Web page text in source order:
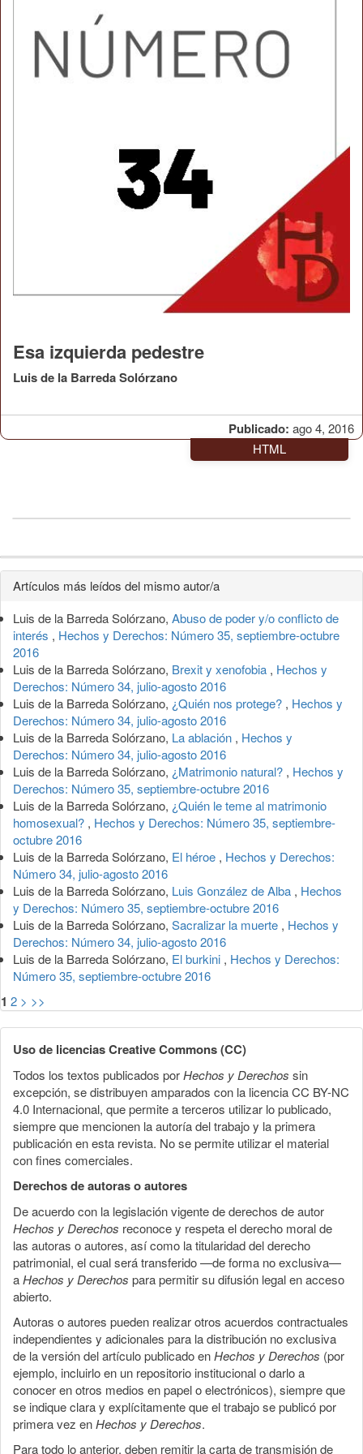
Publicado: ago 4, 2016
Esa izquierda pedestre
Luis de la Barreda Solórzano
HTML
Detalles
del
artículo
Artículos más leídos del mismo autor/a
Luis de la Barreda Solórzano, Abuso de poder y/o conflicto de
interés , Hechos y Derechos: Número 35, septiembre-octubre
2016
Luis de la Barreda Solórzano, Brexit y xenofobia , Hechos y
Derechos: Número 34, julio-agosto 2016
Luis de la Barreda Solórzano, ¿Quién nos protege? , Hechos y
Derechos: Número 34, julio-agosto 2016
Luis de la Barreda Solórzano, La ablación , Hechos y
Derechos: Número 34, julio-agosto 2016
Luis de la Barreda Solórzano, ¿Matrimonio natural? , Hechos y
Derechos: Número 35, septiembre-octubre 2016
Luis de la Barreda Solórzano, ¿Quién le teme al matrimonio
homosexual? , Hechos y Derechos: Número 35, septiembre-
octubre 2016
Luis de la Barreda Solórzano, El héroe , Hechos y Derechos:
Número 34, julio-agosto 2016
Luis de la Barreda Solórzano, Luis González de Alba , Hechos
y Derechos: Número 35, septiembre-octubre 2016
Luis de la Barreda Solórzano, Sacralizar la muerte , Hechos y
Derechos: Número 34, julio-agosto 2016
Luis de la Barreda Solórzano, El burkini , Hechos y Derechos:
Número 35, septiembre-octubre 2016
1 2 > >>
Uso de licencias Creative Commons (CC)
Todos los textos publicados porHechos y Derechos sin
excepción, se distribuyen amparados con la licencia CC BY-NC
4.0 Internacional, que permite a terceros utilizar lo publicado,
siempre que mencionen la autoría del trabajo y la primera
publicación en esta revista. No se permite utilizar el material
con fines comerciales.
Derechos de autoras o autores
De acuerdo con la legislación vigente de derechos de autor
Hechos y Derechos reconoce y respeta el derecho moral de
las autoras o autores, así como la titularidad del derecho
patrimonial, el cual será transferido —de forma no exclusiva—
aHechos y Derechos para permitir su difusión legal en acceso
abierto.
Autoras o autores pueden realizar otros acuerdos contractuales
independientes y adicionales para la distribución no exclusiva
de la versión del artículo publicado enHechos y Derechos (por
ejemplo, incluirlo en un repositorio institucional o darlo a
conocer en otros medios en papel o electrónicos), siempre que
se indique clara y explícitamente que el trabajo se publicó por
primera vez enHechos y Derechos.
Para todo lo anterior, deben remitir la carta de transmisión de